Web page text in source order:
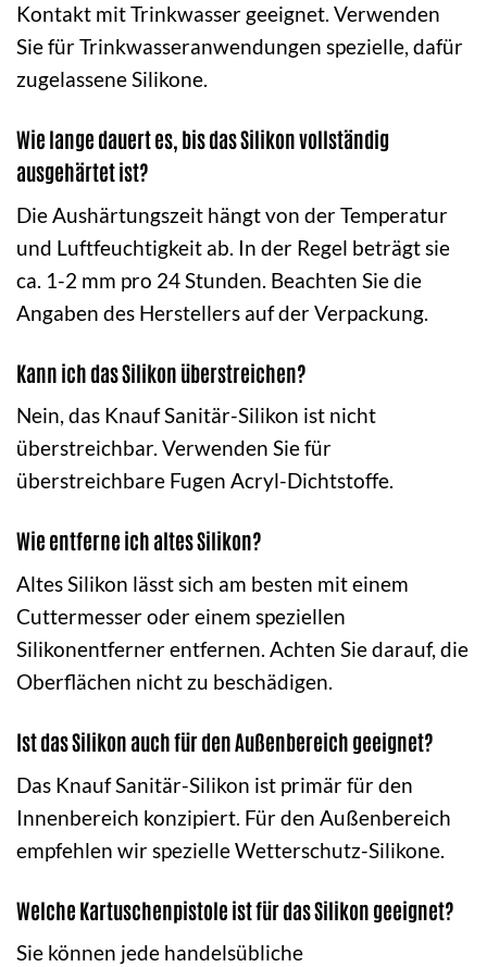
Kontakt mit Trinkwasser geeignet. Verwenden
Sie für Trinkwasseranwendungen spezielle, dafür
zugelassene Silikone.
Wie lange dauert es, bis das Silikon vollständig
ausgehärtet ist?
Die Aushärtungszeit hängt von der Temperatur
und Luftfeuchtigkeit ab. In der Regel beträgt sie
ca. 1-2 mm pro 24 Stunden. Beachten Sie die
Angaben des Herstellers auf der Verpackung.
Kann ich das Silikon überstreichen?
Nein, das Knauf Sanitär-Silikon ist nicht
überstreichbar. Verwenden Sie für
überstreichbare Fugen Acryl-Dichtstoffe.
Wie entferne ich altes Silikon?
Altes Silikon lässt sich am besten mit einem
Cuttermesser oder einem speziellen
Silikonentferner entfernen. Achten Sie darauf, die
Oberflächen nicht zu beschädigen.
Ist das Silikon auch für den Außenbereich geeignet?
Das Knauf Sanitär-Silikon ist primär für den
Innenbereich konzipiert. Für den Außenbereich
empfehlen wir spezielle Wetterschutz-Silikone.
Welche Kartuschenpistole ist für das Silikon geeignet?
Sie können jede handelsübliche